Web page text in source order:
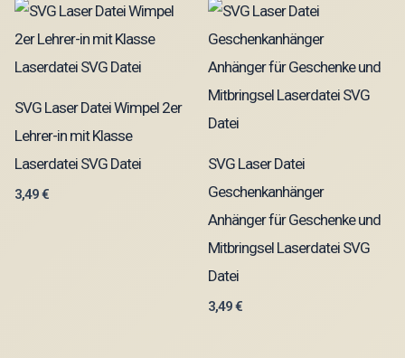
SVG Laser Datei Wimpel 2er
Lehrer-in mit Klasse
Laserdatei SVG Datei
3,49€
SVG Laser Datei
Geschenkanhänger
Anhänger für Geschenke und
Mitbringsel Laserdatei SVG
Datei
3,49€